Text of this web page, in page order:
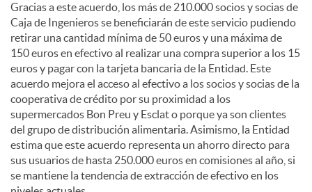
Gracias a este acuerdo, los más de 210.000 socios y socias de
Caja de Ingenieros se beneficiarán de este servicio pudiendo
retirar una cantidad mínima de 50 euros y una máxima de
150 euros en efectivo al realizar una compra superior a los 15
euros y pagar con la tarjeta bancaria de la Entidad. Este
acuerdo mejora el acceso al efectivo a los socios y socias de la
cooperativa de crédito por su proximidad a los
supermercados Bon Preu y Esclat o porque ya son clientes
del grupo de distribución alimentaria. Asimismo, la Entidad
estima que este acuerdo representa un ahorro directo para
sus usuarios de hasta 250.000 euros en comisiones al año, si
se mantiene la tendencia de extracción de efectivo en los